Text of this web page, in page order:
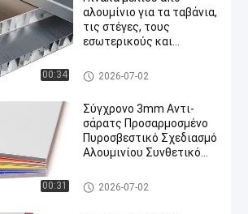
00:34
αλουμίνιο για τα ταβάνια,
τις στέγες, τους
εσωτερικούς και
κλπ.
Σύνθετη επιτροπή αργιλίου P
E
2026-07-02
00:31
Σύγχρονο 3mm Αντι-
σάρατς Προσαρμοσμένο
Πυροσβεστικό Σχεδιασμό
Αλουμινίου Συνθετικό
Τείχους Κεραμίδες
εσωτερικό καταφύγιο
Σύνθετη επιτροπή αργιλίου P
VDF
2026-07-02